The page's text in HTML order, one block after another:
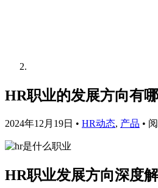
HR职业的发展方向有
2024年12月19日 • HR动态, 产品 •
HR职业发展方向深度